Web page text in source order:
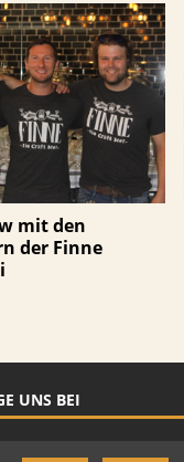
mit den
der Finne
UNS BEI